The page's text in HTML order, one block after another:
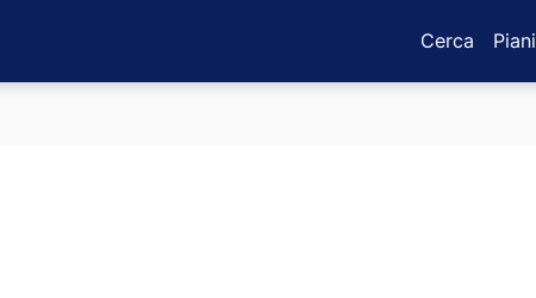
Cerca Piani